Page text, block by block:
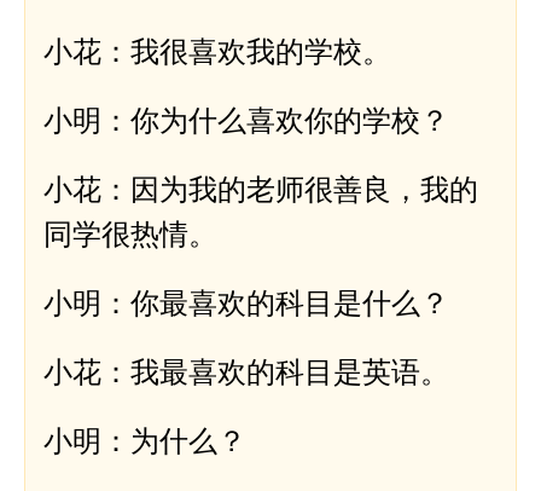
a
h
小花：我很喜欢我的学校。
小明：你为什么喜欢你的学校？
小花：因为我的老师很善良，我的
同学很热情。
小明：你最喜欢的科目是什么？
小花：我最喜欢的科目是英语。
小明：为什么？